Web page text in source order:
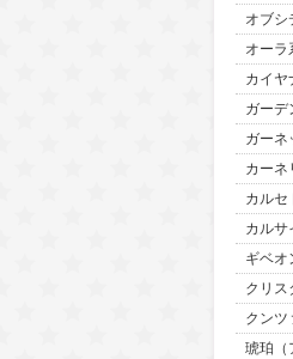
オブシ
オーラ
カイヤ
ガーデ
ガーネ
カーネ
カルセ
カルサ
ギベオ
クリス
クンツ
琥珀（